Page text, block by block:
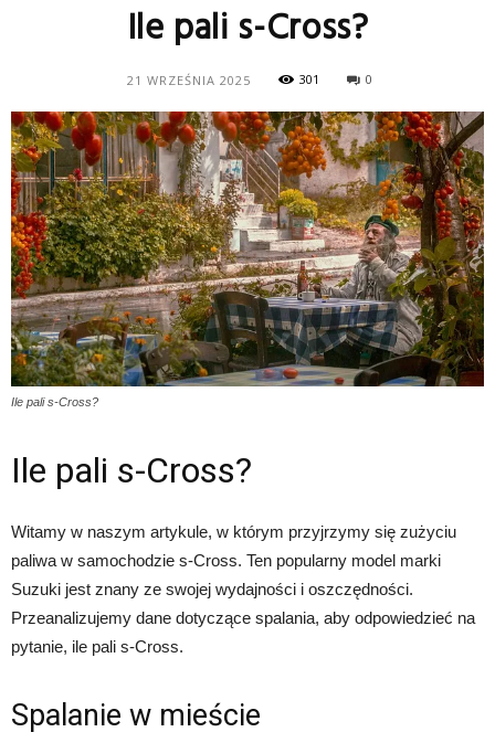
Ile pali s-Cross?
21 WRZEŚNIA 2025 301 0
Ile pali s-Cross?
Ile pali s-Cross?
Witamy w naszym artykule, w którym przyjrzymy się zużyciu
paliwa w samochodzie s-Cross. Ten popularny model marki
Suzuki jest znany ze swojej wydajności i oszczędności.
Przeanalizujemy dane dotyczące spalania, aby odpowiedzieć na
pytanie, ile pali s-Cross.
Spalanie w mieście